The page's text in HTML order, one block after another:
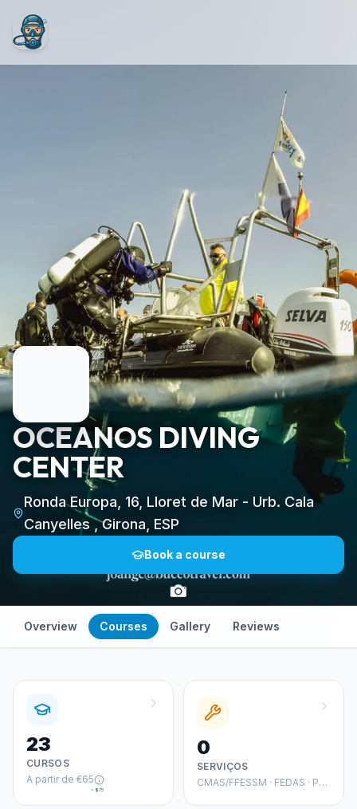
OCEANOS DIVING
CENTER
Ronda Europa, 16, Lloret de Mar - Urb. Cala
Canyelles , Girona, ESP
Book a course
Overview Courses Gallery Reviews
23
CURSOS
A partir de €65
≈ $75
0
SERVIÇOS
CMAS/FFESSM · FEDAS · PADI